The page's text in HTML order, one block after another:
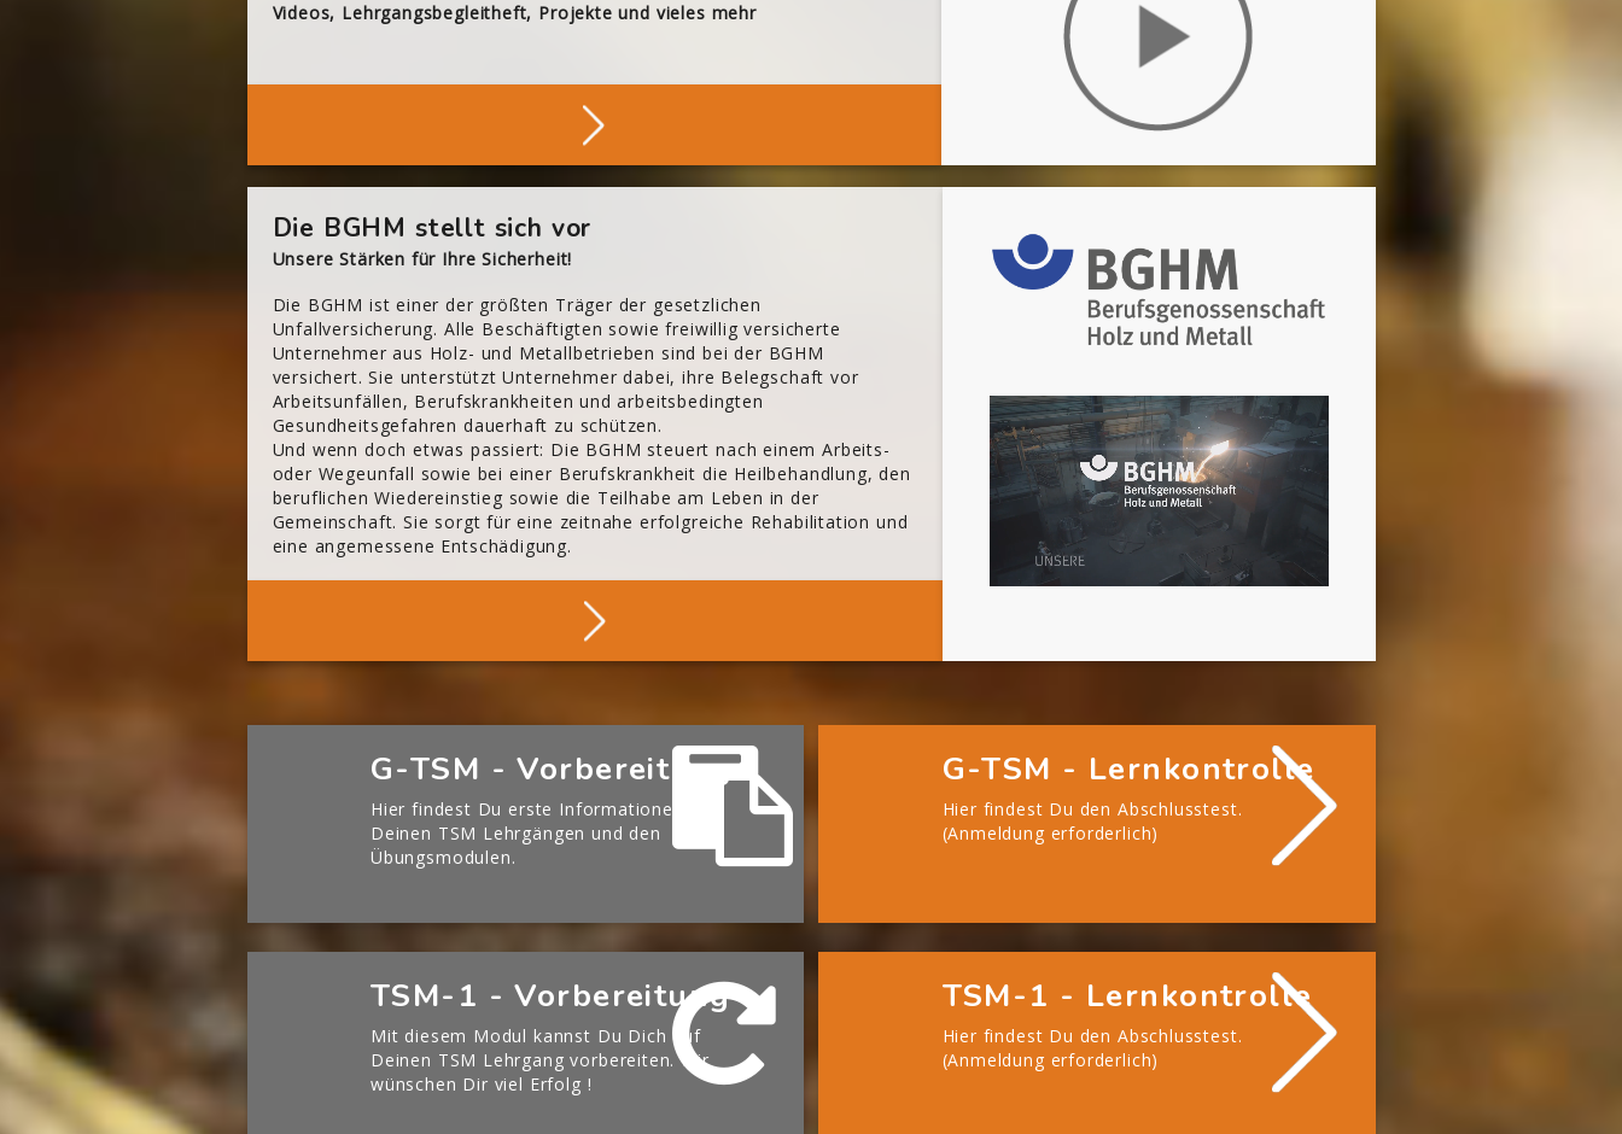
Videos, Lehrgangsbegleitheft, Projekte und vieles mehr
Stöbern
Die BGHM stellt sich vor
Unsere Stärken für Ihre Sicherheit!
Die BGHM ist einer der größten Träger der gesetzlichen
Unfallversicherung. Alle Beschäftigten sowie freiwillig versicherte
Unternehmer aus Holz- und Metallbetrieben sind bei der BGHM
versichert. Sie unterstützt Unternehmer dabei, ihre Belegschaft vor
Arbeitsunfällen, Berufskrankheiten und arbeitsbedingten
Gesundheitsgefahren dauerhaft zu schützen.
Und wenn doch etwas passiert: Die BGHM steuert nach einem Arbeits-
oder Wegeunfall sowie bei einer Berufskrankheit die Heilbehandlung, den
beruflichen Wiedereinstieg sowie die Teilhabe am Leben in der
Gemeinschaft. Sie sorgt für eine zeitnahe erfolgreiche Rehabilitation und
eine angemessene Entschädigung.
Mehr Über Die BGHM
G-TSM - Vorbereitung
Hier findest Du erste Informationen zu
Deinen TSM Lehrgängen und den
Übungsmodulen.
G-TSM - Lernkontrolle
Hier findest Du den Abschlusstest.
(Anmeldung erforderlich)
TSM-1 - Vorbereitung
Mit diesem Modul kannst Du Dich auf
Deinen TSM Lehrgang vorbereiten. Wir
wünschen Dir viel Erfolg !
TSM-1 - Lernkontrolle
Hier findest Du den Abschlusstest.
(Anmeldung erforderlich)